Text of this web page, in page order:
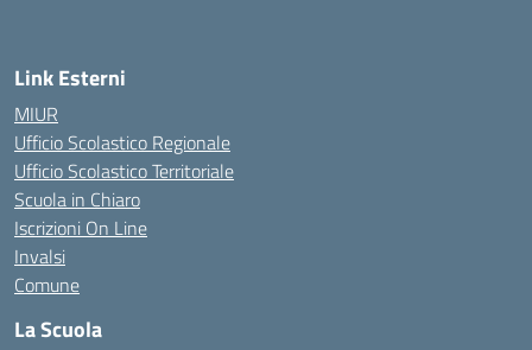
Link Esterni
MIUR
Ufficio Scolastico Regionale
Ufficio Scolastico Territoriale
Scuola in Chiaro
Iscrizioni On Line
Invalsi
Comune
La Scuola